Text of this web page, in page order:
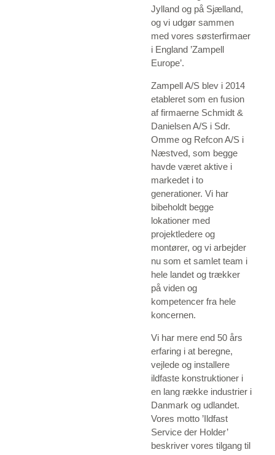
Jylland og på Sjælland,
og vi udgør sammen
med vores søsterfirmaer
i England ’Zampell
Europe’.
Zampell A/S blev i 2014
etableret som en fusion
af firmaerne Schmidt &
Danielsen A/S i Sdr.
Omme og Refcon A/S i
Næstved, som begge
havde været aktive i
markedet i to
generationer. Vi har
bibeholdt begge
lokationer med
projektledere og
montører, og vi arbejder
nu som et samlet team i
hele landet og trækker
på viden og
kompetencer fra hele
koncernen.
Vi har mere end 50 års
erfaring i at beregne,
vejlede og installere
ildfaste konstruktioner i
en lang række industrier i
Danmark og udlandet.
Vores motto ’Ildfast
Service der Holder’
beskriver vores tilgang til